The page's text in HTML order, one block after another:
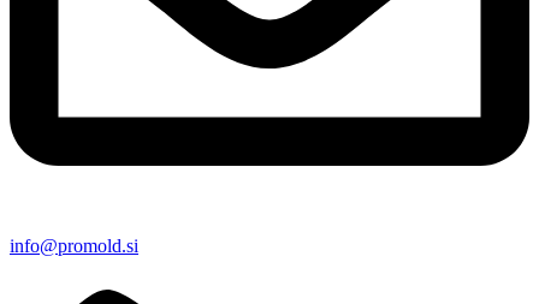
info@promold.si